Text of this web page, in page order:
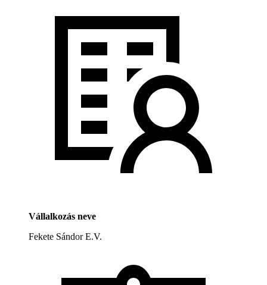
Vállalkozás neve
Fekete Sándor E.V.